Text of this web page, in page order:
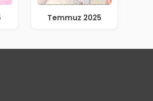
Temmuz 2025